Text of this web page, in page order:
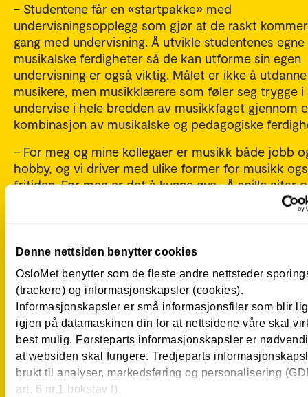
Denne nettsiden benytter cookies
OsloMet benytter som de fleste andre nettsteder
(trackere) og informasjonskapsler (cookies).
Informasjonskapsler er små informasjonsfiler som blir
igjen på datamaskinen din for at nettsidene våre skal
best mulig. Førsteparts informasjonskapsler er
at websiden skal fungere. Tredjeparts
brukt til analyser, markedsføring og personalisering
art. 6 nr.1 bokstav f).
– Studentene får en «startpakke» med
undervisningsopplegg som gjør at de raskt
gang med undervisning. Å utvikle studentenes egne
musikalske ferdigheter så de kan utforme sin egen
undervisning er også viktig. Målet er ikke å utdanne
musikere, men musikklærere som føler seg trygge i
undervise i hele bredden av musikkfaget gjennom
kombinasjon av musikalske og pedagogiske
– For meg og mine kollegaer er musikk både jobb
hobby, og vi driver med ulike former for musikk
fritiden. For meg er det å kunne øve. Å spille gitar
piano en veldig viktig side av livet. Den gleden vi
å drive med musikk ønsker vi å videreformidle til
Kontakt
Bendik Fredriksen
førsteamanuensis
+47 672 38 701 +47 40233297 Bendik.Fredriksen@oslomet.no